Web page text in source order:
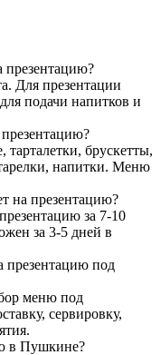
Для презентации
подачи напитков и
тарталетки, брускетты,
напитки. Меню
на презентацию?
за 7-10
за 3-5 дней в
презентацию под
меню под
сервировку,
в Пушкине?